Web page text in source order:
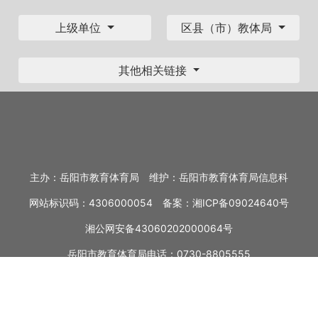
上级单位 区县（市）教体局
其他相关链接
主办：岳阳市教育体育局 维护：岳阳市教育体育局信息科
网站标识码：4306000054 备案： 湘ICP备09024640号
湘公网安备43060202000064号
岳阳市教育体育局电话：0730-8805555